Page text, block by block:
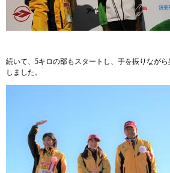
続いて、5キロの部もスタートし、手を振りなが
しました。